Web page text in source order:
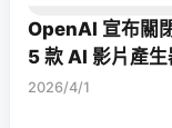
OpenAI 宣布關
5 款 AI 影片產生
2026/4/1